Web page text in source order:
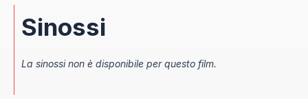
Sinossi
La sinossi non è disponibile per questo film.